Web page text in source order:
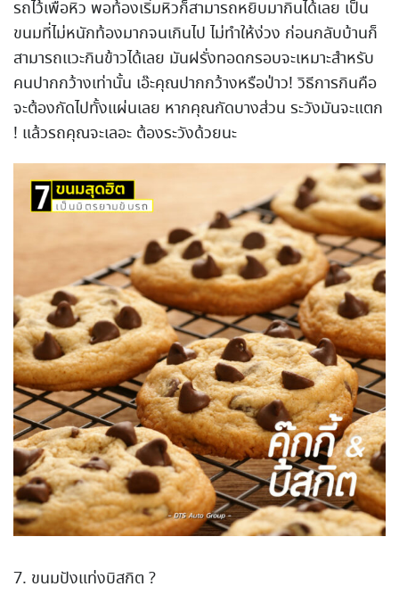
รถไว้เพื่อหิว พอท้องเริ่มหิวก็สามารถหยิบมากินได้เลย เป็น
ขนมที่ไม่หนักท้องมากจนเกินไป ไม่ทำให้ง่วง ก่อนกลับบ้านก็
สามารถแวะกินข้าวได้เลย มันฝรั่งทอดกรอบจะเหมาะสำหรับ
คนปากกว้างเท่านั้น เอ๊ะคุณปากกว้างหรือป่าว! วิธีการกินคือ
จะต้องกัดไปทั้งแผ่นเลย หากคุณกัดบางส่วน ระวังมันจะแตก
! แล้วรถคุณจะเลอะ ต้องระวังด้วยนะ
7. ขนมปังแท่งบิสกิต ?